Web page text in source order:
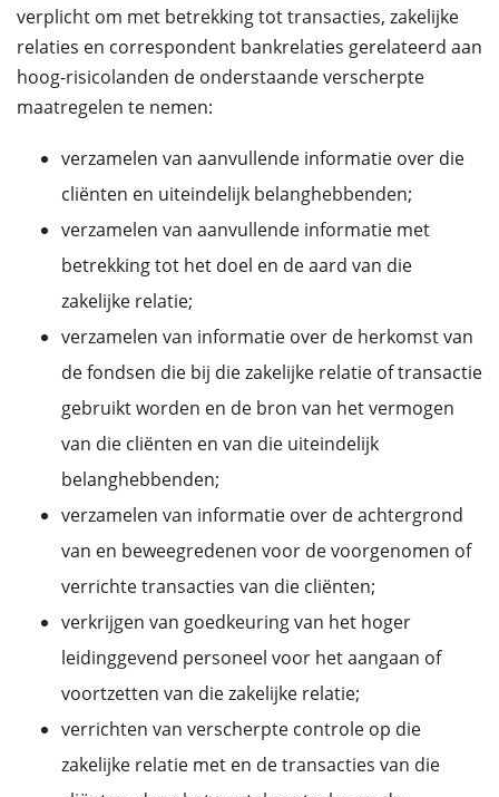
verplicht om met betrekking tot transacties, zakelijke
relaties en correspondent bankrelaties gerelateerd aan
hoog-risicolanden de onderstaande verscherpte
maatregelen te nemen:
verzamelen van aanvullende informatie over die
cliënten en uiteindelijk belanghebbenden;
verzamelen van aanvullende informatie met
betrekking tot het doel en de aard van die
zakelijke relatie;
verzamelen van informatie over de herkomst van
de fondsen die bij die zakelijke relatie of transactie
gebruikt worden en de bron van het vermogen
van die cliënten en van die uiteindelijk
belanghebbenden;
verzamelen van informatie over de achtergrond
van en beweegredenen voor de voorgenomen of
verrichte transacties van die cliënten;
verkrijgen van goedkeuring van het hoger
leidinggevend personeel voor het aangaan of
voortzetten van die zakelijke relatie;
verrichten van verscherpte controle op die
zakelijke relatie met en de transacties van die